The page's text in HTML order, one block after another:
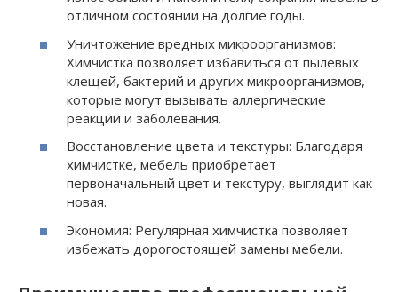
отличном состоянии на долгие годы.
Уничтожение вредных микроорганизмов:
Химчистка позволяет избавиться от пылевых
клещей, бактерий и других микроорганизмов,
которые могут вызывать аллергические
реакции и заболевания.
Восстановление цвета и текстуры: Благодаря
химчистке, мебель приобретает
первоначальный цвет и текстуру, выглядит как
новая.
Экономия: Регулярная химчистка позволяет
избежать дорогостоящей замены мебели.